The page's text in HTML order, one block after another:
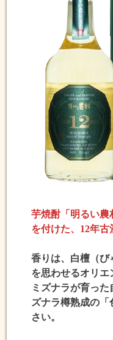
芋焼酎「明るい農
を付けた、12年古
香りは、白檀（び
を思わせるオリエ
ミズナラが育った
ズナラ樽熟成の
さい。